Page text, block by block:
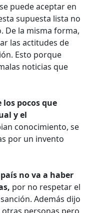
puede aceptar en
supuesta lista no
De la misma forma,
las actitudes de
Esto porque
noticias que
los pocos que
y el
conocimiento, se
por un invento
no va a haber
por no respetar el
Además dijo